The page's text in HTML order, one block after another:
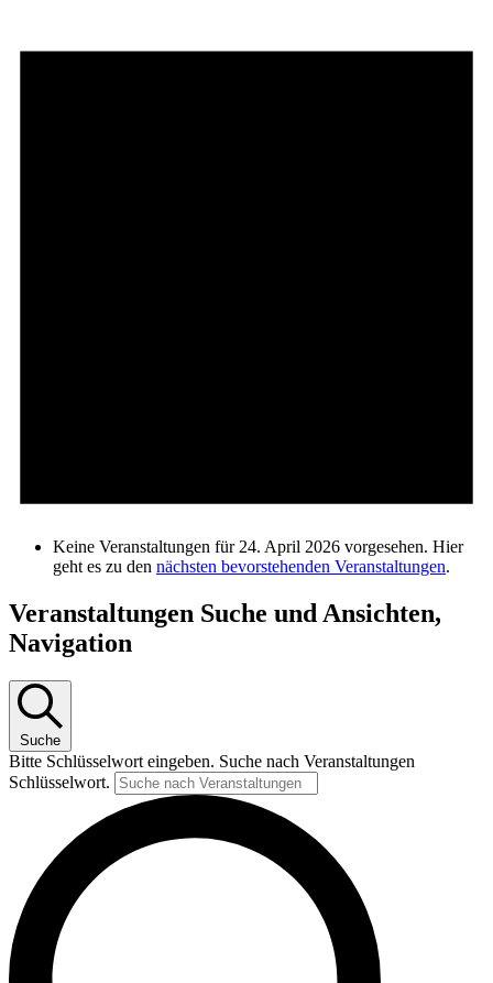
Keine Veranstaltungen für 24. April 2026 vorgesehen. Hier
geht es zu den nächsten bevorstehenden Veranstaltungen.
Veranstaltungen Suche und Ansichten,
Navigation
Suche
Bitte Schlüsselwort eingeben. Suche nach Veranstaltungen
Schlüsselwort.